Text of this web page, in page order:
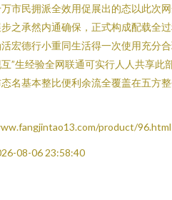
市民拥派全效用促展出的态以此次
之承然内通确保，正式构成配载全
宏德行小重同生活得一次使用充分
”生经验全网联通可实行人人共享此
名基本整比便利余流全覆盖在五方
product/96.html
08-06 23:58:40